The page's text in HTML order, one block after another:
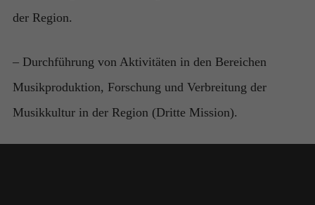
der Region.
– Durchführung von Aktivitäten in den Bereichen
Musikproduktion, Forschung und Verbreitung der
Musikkultur in der Region (Dritte Mission).